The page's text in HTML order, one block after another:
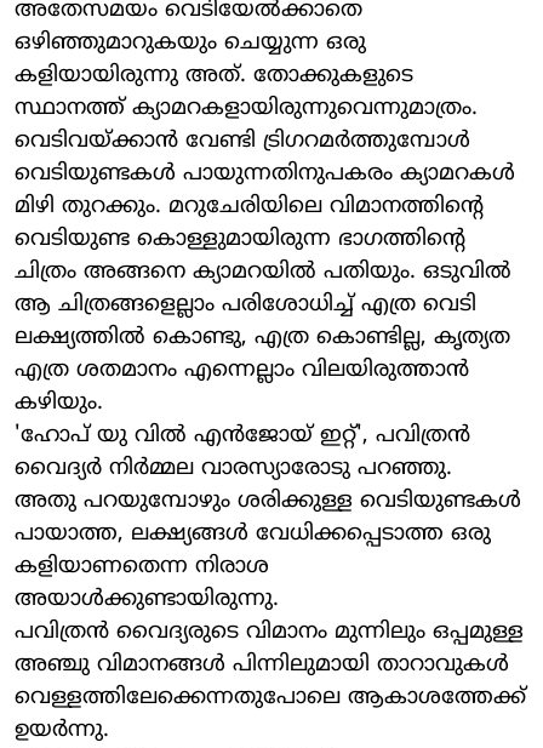
അതേസമയം വെടിയേല്‍ക്കാതെ
ഒഴിഞ്ഞുമാറുകയും ചെയ്യുന്ന ഒരു
കളിയായിരുന്നു അത്. തോക്കുകളുടെ
സ്ഥാനത്ത് ക്യാമറകളായിരുന്നുവെന്നുമാത്രം.
വെടിവയ്ക്കാന്‍ വേണ്ടി ട്രിഗറമര്‍ത്തുമ്പോള്‍
വെടിയുണ്ടകള്‍ പായുന്നതിനുപകരം ക്യാമറകള്‍
മിഴി തുറക്കും. മറുചേരിയിലെ വിമാനത്തിന്റെ
വെടിയുണ്ട കൊള്ളുമായിരുന്ന ഭാഗത്തിന്റെ
ചിത്രം അങ്ങനെ ക്യാമറയില്‍ പതിയും. ഒടുവില്‍
ആ ചിത്രങ്ങളെല്ലാം പരിശോധിച്ച് എത്ര വെടി
ലക്ഷ്യത്തില്‍ കൊണ്ടു, എത്ര കൊണ്ടില്ല, കൃത്യത
എത്ര ശതമാനം എന്നെല്ലാം വിലയിരുത്താന്‍
കഴിയും.
'ഹോപ് യു വില്‍ എന്‍ജോയ് ഇറ്റ്', പവിത്രന്‍
വൈദ്യര്‍ നിര്‍മ്മല വാരസ്യാരോടു പറഞ്ഞു.
അതു പറയുമ്പോഴും ശരിക്കുള്ള വെടിയുണ്ടകള്‍
പായാത്ത, ലക്ഷ്യങ്ങള്‍ വേധിക്കപ്പെടാത്ത ഒരു
കളിയാണതെന്ന നിരാശ
അയാള്‍ക്കുണ്ടായിരുന്നു.
പവിത്രന്‍ വൈദ്യരുടെ വിമാനം മുന്നിലും ഒപ്പമുള്ള
അഞ്ചു വിമാനങ്ങള്‍ പിന്നിലുമായി താറാവുകള്‍
വെള്ളത്തിലേക്കെന്നതുപോലെ ആകാശത്തേക്ക്
ഉയര്‍ന്നു.